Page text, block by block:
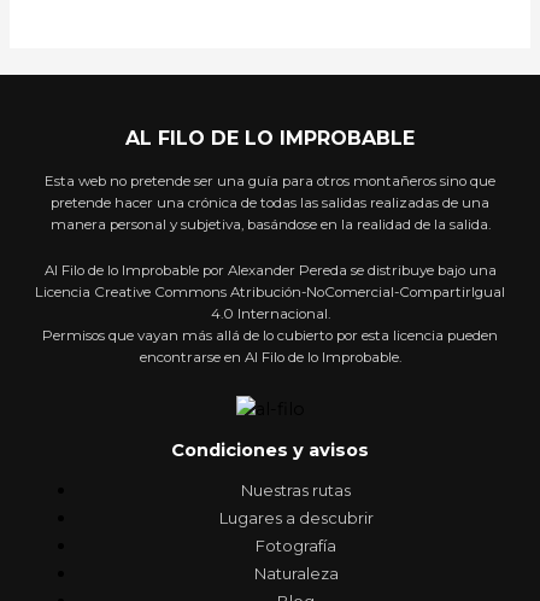
AL FILO DE LO IMPROBABLE
Esta web no pretende ser una guía para otros montañeros sino que
pretende hacer una crónica de todas las salidas realizadas de una
manera personal y subjetiva, basándose en la realidad de la salida.
Al Filo de lo Improbable por Alexander Pereda se distribuye bajo una
Licencia Creative Commons Atribución-NoComercial-CompartirIgual
4.0 Internacional.
Permisos que vayan más allá de lo cubierto por esta licencia pueden
encontrarse en Al Filo de lo Improbable.
Condiciones y avisos
Nuestras rutas
Lugares a descubrir
Fotografía
Naturaleza